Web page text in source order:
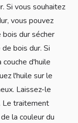
Si vous souhaitez
vous pouvez
dur sécher
bois dur. Si
d'huile
l'huile sur le
Laissez-le
Le traitement
la couleur du